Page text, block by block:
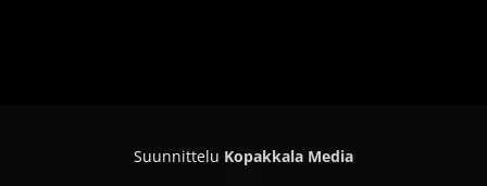
Suunnittelu Kopakkala Media